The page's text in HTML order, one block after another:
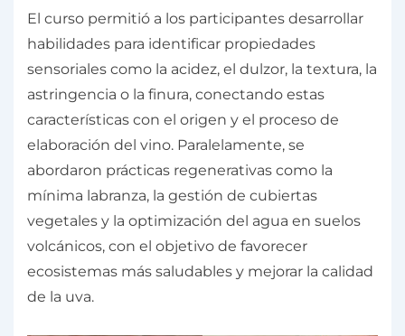
El curso permitió a los participantes desarrollar
habilidades para identificar propiedades
sensoriales como la acidez, el dulzor, la textura, la
astringencia o la finura, conectando estas
características con el origen y el proceso de
elaboración del vino. Paralelamente, se
abordaron prácticas regenerativas como la
mínima labranza, la gestión de cubiertas
vegetales y la optimización del agua en suelos
volcánicos, con el objetivo de favorecer
ecosistemas más saludables y mejorar la calidad
de la uva.